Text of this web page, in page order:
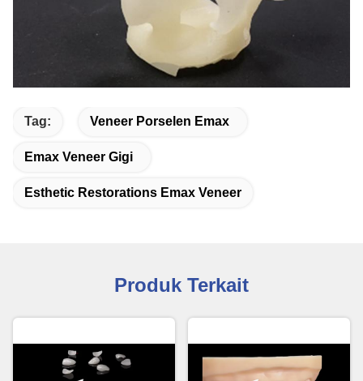
Tag: Veneer Porselen Emax
Emax Veneer Gigi
Esthetic Restorations Emax Veneer
Produk Terkait